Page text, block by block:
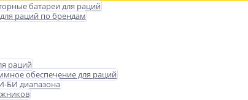
батареи для раций
раций по брендам
раций
обеспечение для раций
БИ диапазона